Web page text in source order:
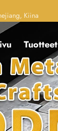
Kiina
Tuotteet